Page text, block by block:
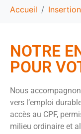
Accueil
NOTRE
POUR
Nous
vers l’emploi
accès au CPF,
milieu ordinaire et